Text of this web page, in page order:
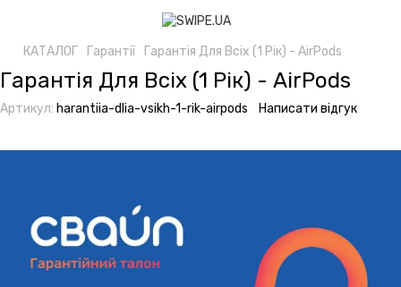
КАТАЛОГ Гарантії Гарантія Для Всіх (1 Рік) - AirPods
Гарантія Для Всіх (1 Рік) - AirPods
Артикул: harantiia-dlia-vsikh-1-rik-airpods Написати відгук